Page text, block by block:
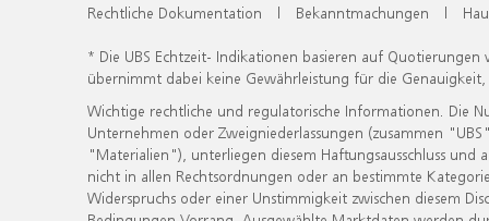
Rechtliche Dokumentation | Bekanntmachungen |
* Die UBS Echtzeit- Indikationen basieren auf
übernimmt dabei keine Gewährleistung für die
Wichtige rechtliche und regulatorische Informationen. Die
Unternehmen oder Zweigniederlassungen (zusammen
"Materialien"), unterliegen diesem Haftungsausschluss
nicht in allen Rechtsordnungen oder an bestimmte
Widerspruchs oder einer Unstimmigkeit zwischen diesem